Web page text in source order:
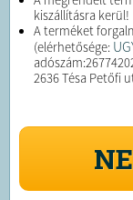
kiszállításra kerül!
A terméket
(elérhetősége:
2636 Tésa Petőfi